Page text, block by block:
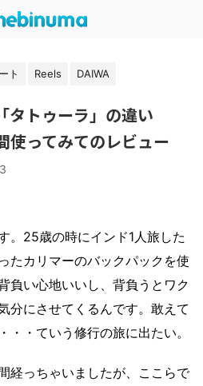
ト Reels DAIWA
タトゥーラ」の違い
ってみてのレビュー
。25歳の時にインド1人旅した
たカリマーのバックパックを使
負い心地いいし、背負うとワク
分にさせてくるんです。敢えて
・・ていう修行の旅に出たい。
経っちゃいましたが、ここらで